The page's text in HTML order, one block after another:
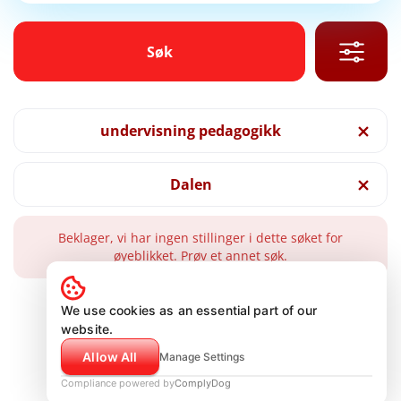
Søk
Søk
undervisning pedagogikk
Dalen
Beklager, vi har ingen stillinger i dette søket for
øyeblikket. Prøv et annet søk.
We use cookies as an essential part of our
website.
Allow All
Manage Settings
Compliance powered byComplyDog